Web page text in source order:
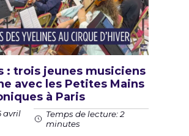
: trois jeunes musiciens
avec les Petites Mains
à Paris
avril
Temps de lecture: 2
minutes